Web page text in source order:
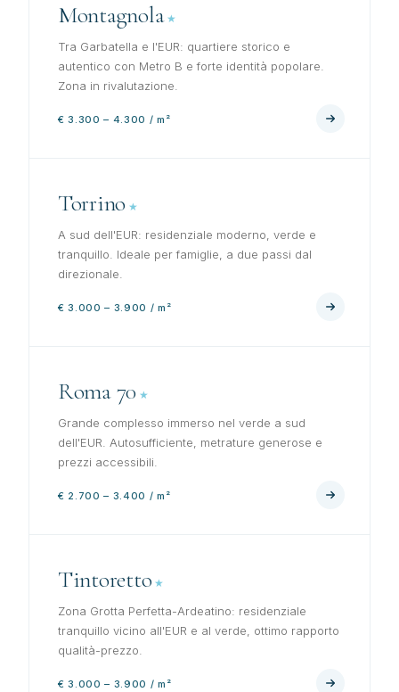
Montagnola
Tra Garbatella e l'EUR: quartiere storico e
autentico con Metro B e forte identità popolare.
Zona in rivalutazione.
€ 3.300 – 4.300 / m²
Torrino
A sud dell'EUR: residenziale moderno, verde e
tranquillo. Ideale per famiglie, a due passi dal
direzionale.
€ 3.000 – 3.900 / m²
Roma 70
Grande complesso immerso nel verde a sud
dell'EUR. Autosufficiente, metrature generose e
prezzi accessibili.
€ 2.700 – 3.400 / m²
Tintoretto
Zona Grotta Perfetta-Ardeatino: residenziale
tranquillo vicino all'EUR e al verde, ottimo rapporto
qualità-prezzo.
€ 3.000 – 3.900 / m²